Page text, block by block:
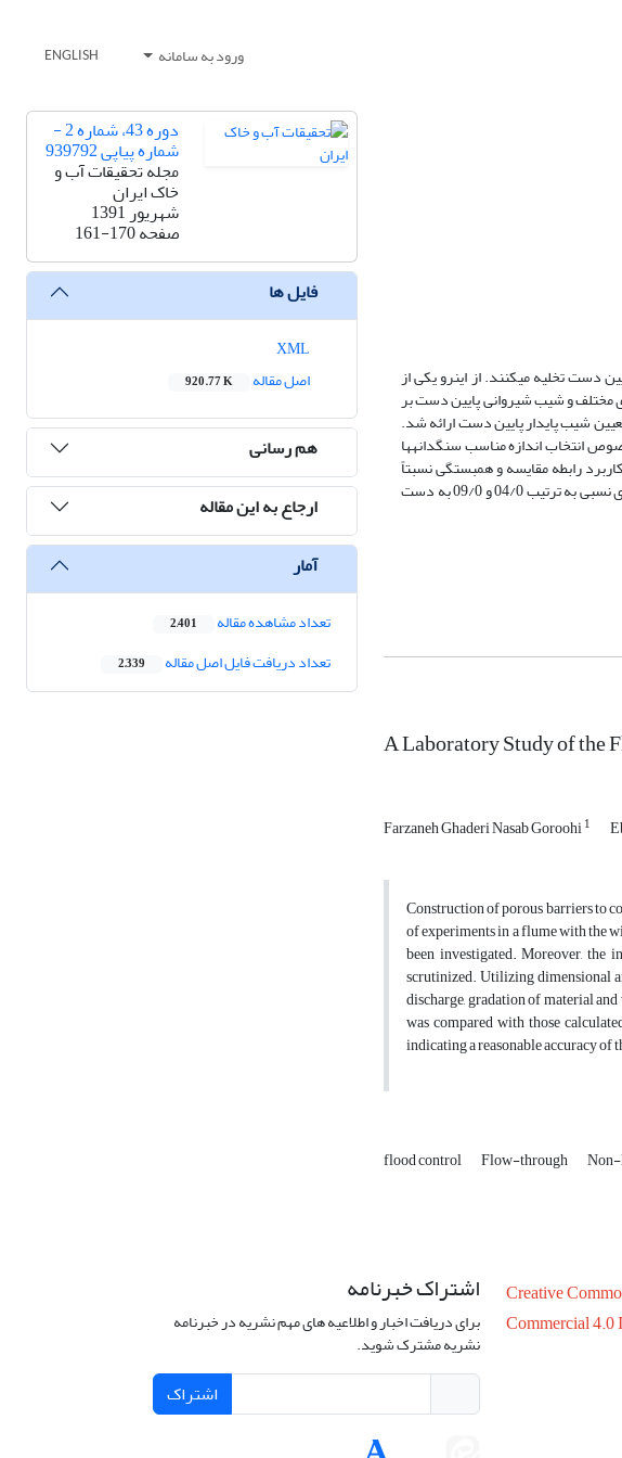
ورود به سامانه ENGLISH
تخلیه می‏کنند. از این‏رو یکی از
مختلف و شیب شیروانی پایین دست بر
شیب پایدار پایین دست ارائه شد.
انتخاب اندازه مناسب سنگ‏دانه‏ها
رابطه مقایسه و همبستگی نسبتاً
خوبی بین نتایج محاسباتی و آزمایشگاهی در پوش خطای 20 درصد مشاهده شد. علاوه بر این مقادیر ریشه میانگین مربع خطاها و میانگین خطای نسبی به ترتیب 04/0 و 09/0 به دست
A Laboratory Study of the
Farzaneh Ghaderi Nasab Goroohi1
Construction of porous barriers to
of experiments in a flume with the
been investigated. Moreover, the
scrutinized. Utilizing dimensional
discharge, gradation of material
was compared with those
indicating a reasonable accuracy of
flood control Flow-through
دوره 43، شماره 2 -
شماره پیاپی 939792
مجله تحقیقات آب و
خاک ایران
شهریور 1391
صفحه161-170
فایل ها
اصل مقاله
920.77 K
هم رسانی
ارجاع به این مقاله
آمار
تعداد مشاهده مقاله 2,401
تعداد دریافت فایل اصل مقاله 2,339
Creative
Commercial 4.0
اشتراک خبرنامه
برای دریافت اخبار و اطلاعیه های مهم نشریه در خبرنامه
نشریه مشترک شوید.
اشتراک